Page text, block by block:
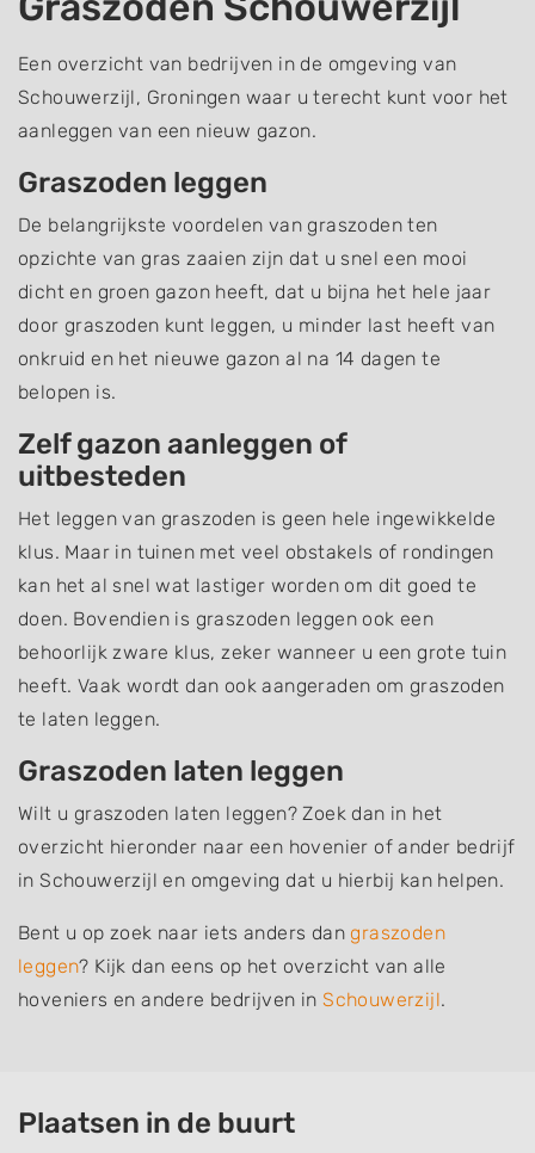
Een overzicht van bedrijven in de omgeving van
Schouwerzijl, Groningen waar u terecht kunt voor het
aanleggen van een nieuw gazon.
Graszoden leggen
De belangrijkste voordelen van graszoden ten
opzichte van gras zaaien zijn dat u snel een mooi
dicht en groen gazon heeft, dat u bijna het hele jaar
door graszoden kunt leggen, u minder last heeft van
onkruid en het nieuwe gazon al na 14 dagen te
belopen is.
Zelf gazon aanleggen of
uitbesteden
Het leggen van graszoden is geen hele ingewikkelde
klus. Maar in tuinen met veel obstakels of rondingen
kan het al snel wat lastiger worden om dit goed te
doen. Bovendien is graszoden leggen ook een
behoorlijk zware klus, zeker wanneer u een grote tuin
heeft. Vaak wordt dan ook aangeraden om graszoden
te laten leggen.
Graszoden laten leggen
Wilt u graszoden laten leggen? Zoek dan in het
overzicht hieronder naar een hovenier of ander bedrijf
in Schouwerzijl en omgeving dat u hierbij kan helpen.
Bent u op zoek naar iets anders dangraszoden
leggen? Kijk dan eens op het overzicht van alle
hoveniers en andere bedrijven inSchouwerzijl.
Plaatsen in de buurt